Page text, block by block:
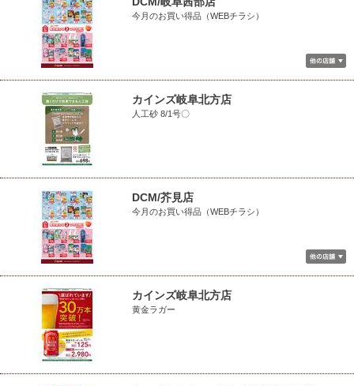
今月のお買い得品（WEBチラシ）
カインズ岐阜北方店
人工砂 8/1号〇
DCM/芥見店
今月のお買い得品（WEBチラシ）
カインズ岐阜北方店
黄金ラガー